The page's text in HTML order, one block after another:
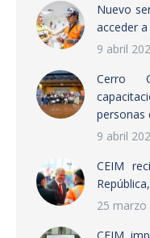
Nuevo
acceder
9 abril
Cerro
personas
9 abril
CEIM
25 marzo